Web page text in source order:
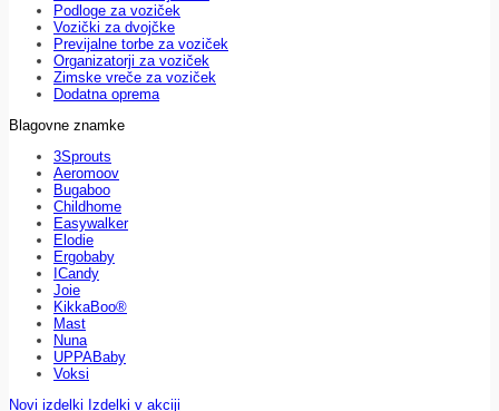
Podloge za voziček
Vozički za dvojčke
Previjalne torbe za voziček
Organizatorji za voziček
Zimske vreče za voziček
Dodatna oprema
Blagovne znamke
3Sprouts
Aeromoov
Bugaboo
Childhome
Easywalker
Elodie
Ergobaby
ICandy
Joie
KikkaBoo®
Mast
Nuna
UPPABaby
Voksi
Novi izdelki Izdelki v akciji